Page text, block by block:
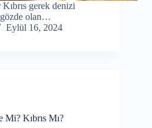
gerek denizi
gözde olan…
Eylül 16, 2024
Mi? Kıbrıs Mı?